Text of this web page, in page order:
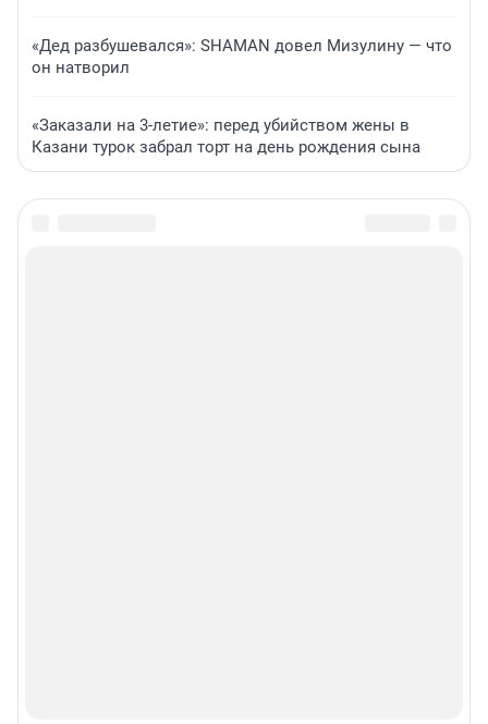
«Дед разбушевался»: SHAMAN довел Мизулину — что
он натворил
«Заказали на 3-летие»: перед убийством жены в
Казани турок забрал торт на день рождения сына